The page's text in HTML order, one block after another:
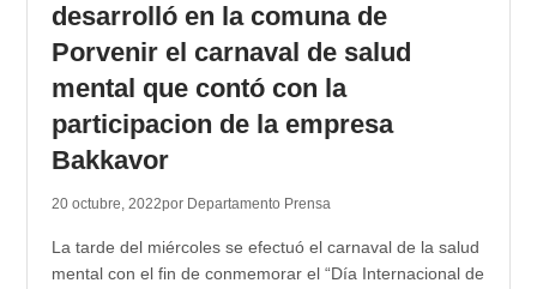
desarrolló en la comuna de
Porvenir el carnaval de salud
mental que contó con la
participacion de la empresa
Bakkavor
20 octubre, 2022por Departamento Prensa
La tarde del miércoles se efectuó el carnaval de la salud
mental con el fin de conmemorar el “Día Internacional de